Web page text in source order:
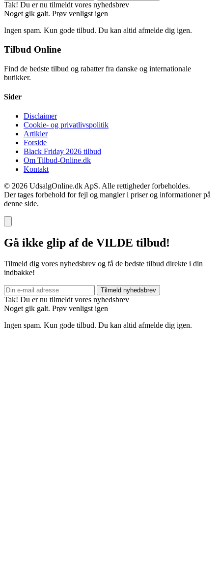
Tak! Du er nu tilmeldt vores nyhedsbrev
Noget gik galt. Prøv venligst igen
Ingen spam. Kun gode tilbud. Du kan altid afmelde dig igen.
Tilbud Online
Find de bedste tilbud og rabatter fra danske og internationale
butikker.
Sider
Disclaimer
Cookie- og privatlivspolitik
Artikler
Forside
Black Friday 2026 tilbud
Om Tilbud-Online.dk
Kontakt
© 2026 UdsalgOnline.dk ApS. Alle rettigheder forbeholdes.
Der tages forbehold for fejl og mangler i priser og informationer på
denne side.
Gå ikke glip af de VILDE tilbud!
Tilmeld dig vores nyhedsbrev og få de bedste tilbud direkte i din
indbakke!
Tilmeld nyhedsbrev
Tak! Du er nu tilmeldt vores nyhedsbrev
Noget gik galt. Prøv venligst igen
Ingen spam. Kun gode tilbud. Du kan altid afmelde dig igen.